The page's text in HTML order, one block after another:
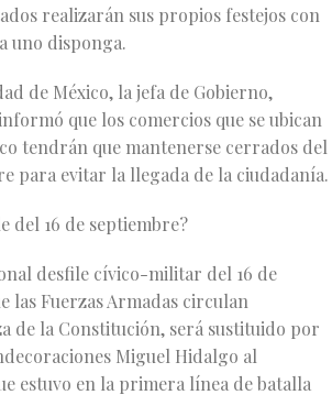
realizarán sus propios festejos con
uno disponga.
de México, la jefa de Gobierno,
que los comercios que se ubican
tendrán que mantenerse cerrados del
para evitar la llegada de la ciudadanía.
del 16 de septiembre?
desfile cívico-militar del 16 de
las Fuerzas Armadas circulan
de la Constitución, será sustituido por
Miguel Hidalgo al
estuvo en la primera línea de batalla